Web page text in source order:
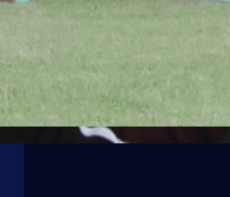
Njemački Bundesligaš upada
1 godina 2 mjesec